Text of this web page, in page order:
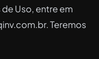
Uso, entre em
. Teremos